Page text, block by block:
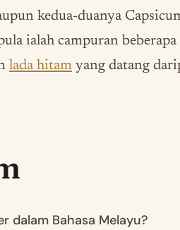
kedua-duanya
ialah campuran beberapa
lada hitam yang datang
dalam Bahasa Melayu?